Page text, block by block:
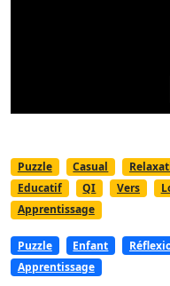
Puzzle Casual
Educatif
QI Vers
Apprentissage
Puzzle Enfant
Apprentissage